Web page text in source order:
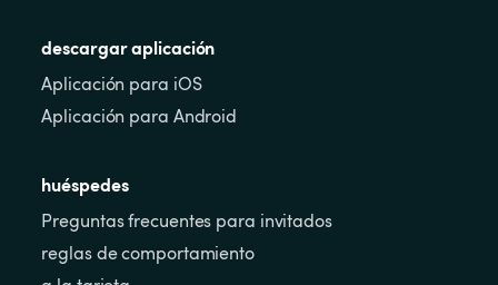
descargar aplicación
Aplicación para iOS
Aplicación para Android
huéspedes
Preguntas frecuentes para invitados
reglas de comportamiento